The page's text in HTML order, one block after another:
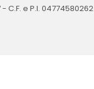
C.F. e P.I. 04774580262